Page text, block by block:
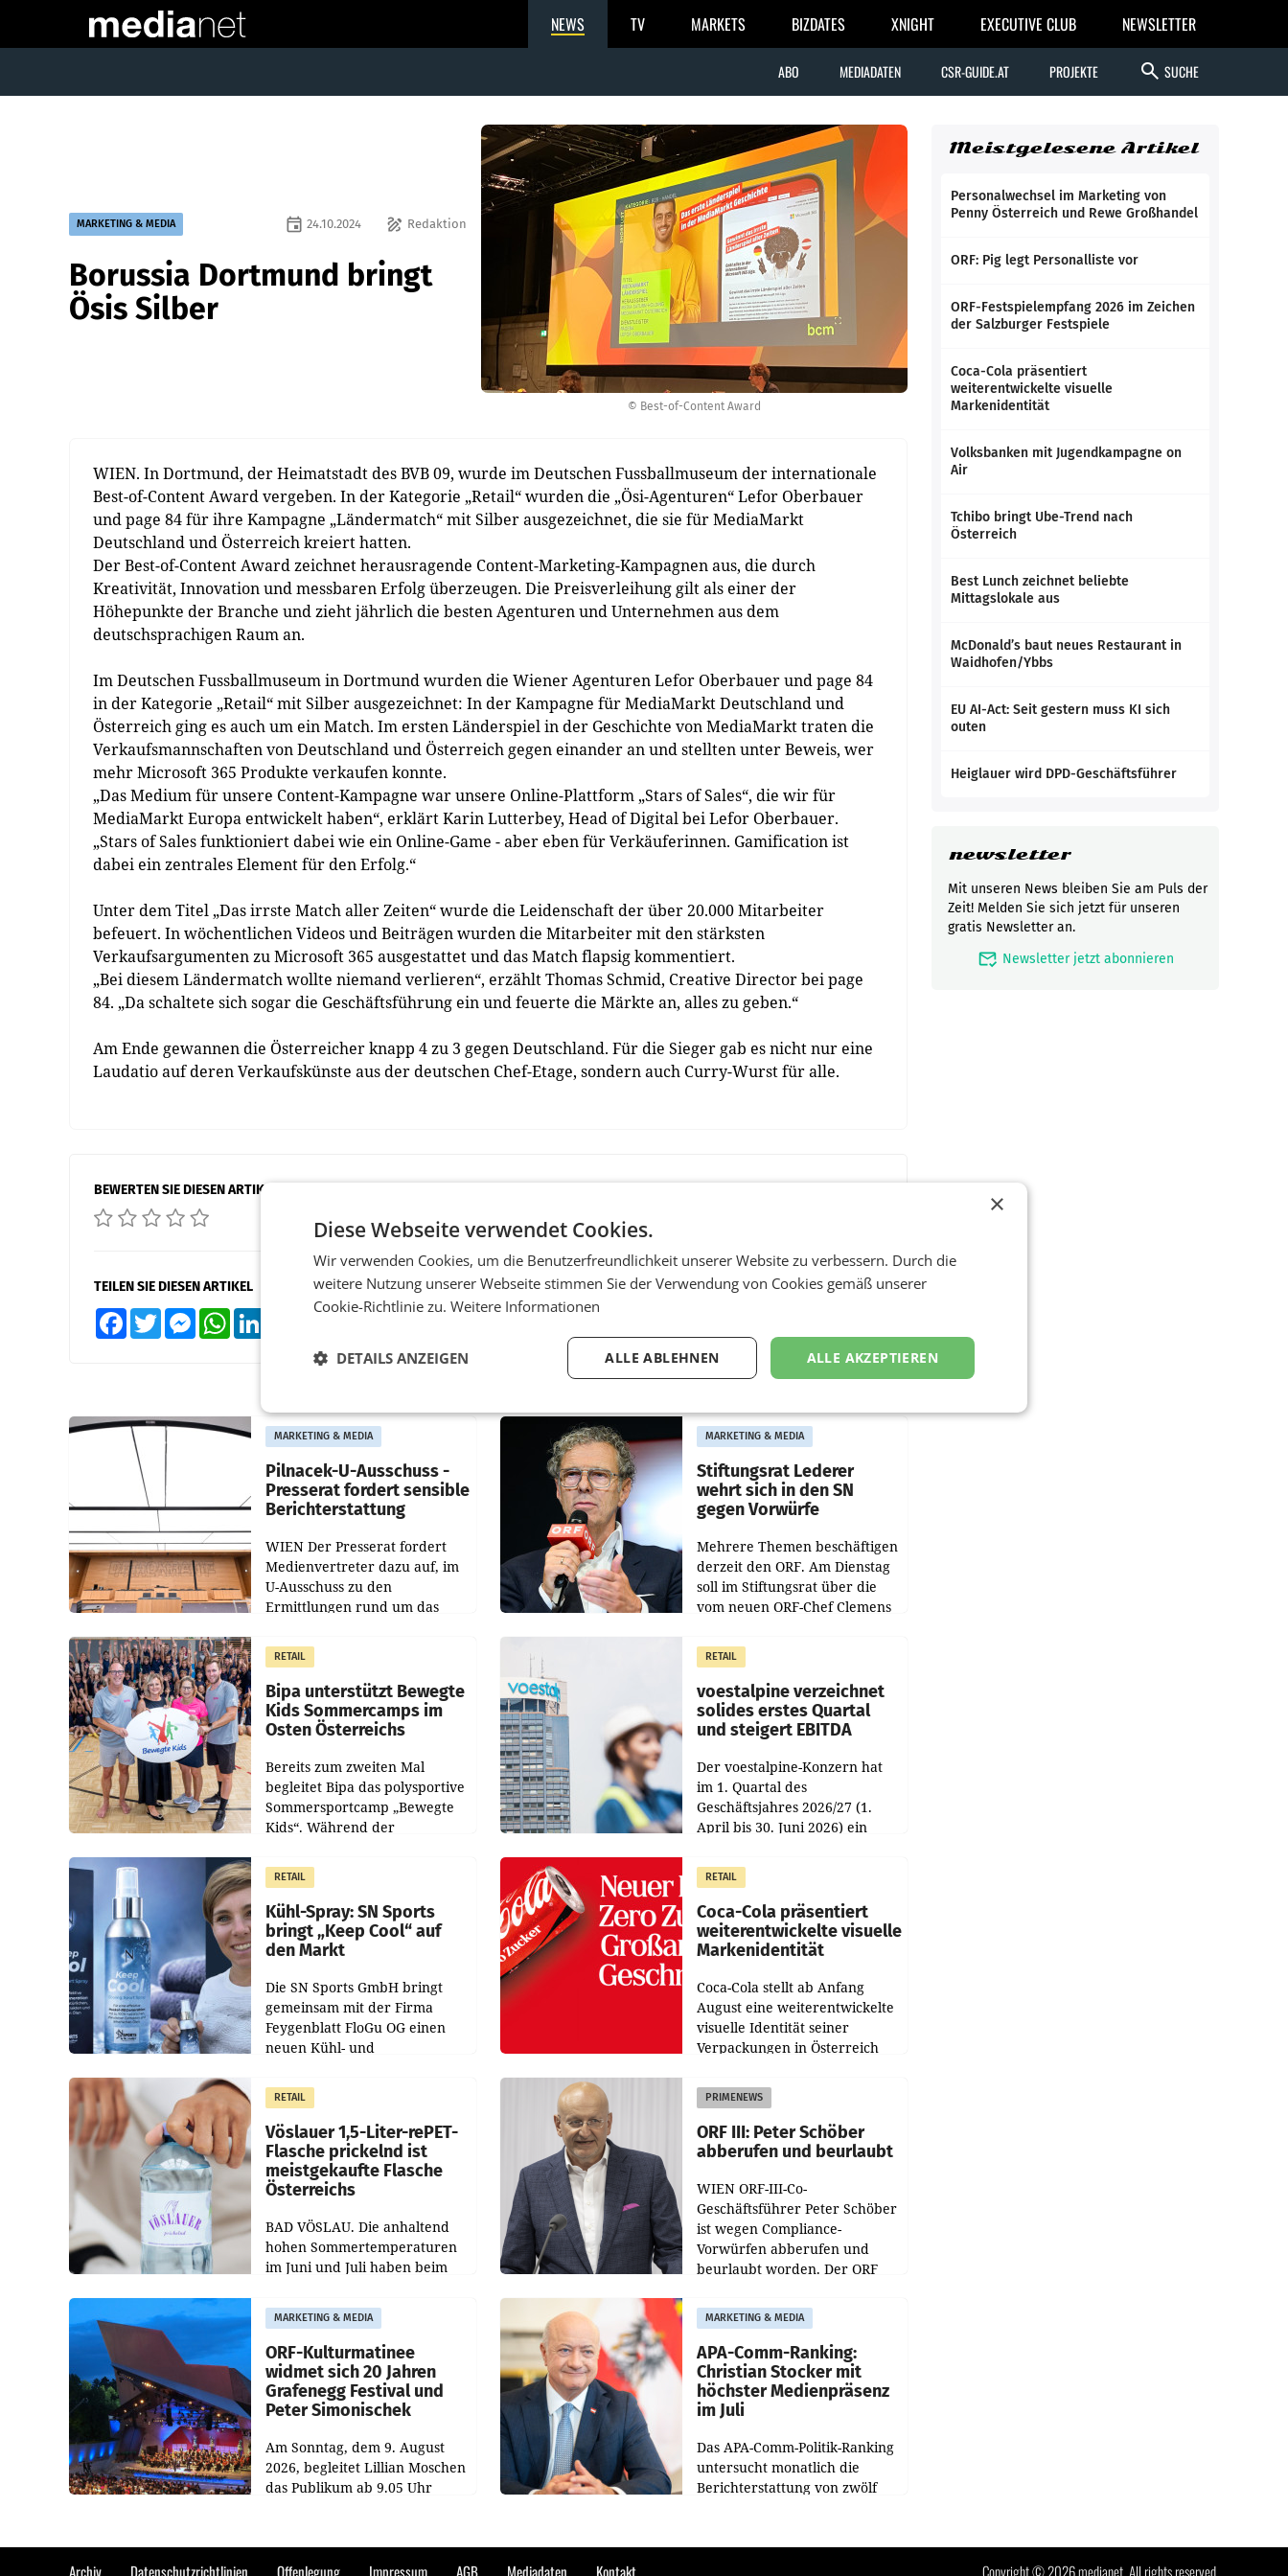
NEWS TV MARKETS BIZDATES XNIGHT EXECUTIVE CLUB NEWSLETTER
ABO MEDIADATEN CSR-GUIDE.AT PROJEKTE search SUCHE
© Best-of-Content Award
MARKETING & MEDIA draw Redaktion
event 24.10.2024
Borussia Dortmund bringt
Ösis Silber
WIEN. In Dortmund, der Heimatstadt des BVB 09, wurde im Deutschen Fussballmuseum der internationale
Best-of-Content Award vergeben. In der Kategorie „Retail“ wurden die „Ösi-Agenturen“ Lefor Oberbauer
und page 84 für ihre Kampagne „Ländermatch“ mit Silber ausgezeichnet, die sie für MediaMarkt
Deutschland und Österreich kreiert hatten.
Der Best-of-Content Award zeichnet herausragende Content-Marketing-Kampagnen aus, die durch
Kreativität, Innovation und messbaren Erfolg überzeugen. Die Preisverleihung gilt als einer der
Höhepunkte der Branche und zieht jährlich die besten Agenturen und Unternehmen aus dem
deutschsprachigen Raum an.
Im Deutschen Fussballmuseum in Dortmund wurden die Wiener Agenturen Lefor Oberbauer und page 84
in der Kategorie „Retail“ mit Silber ausgezeichnet: In der Kampagne für MediaMarkt Deutschland und
Österreich ging es auch um ein Match. Im ersten Länderspiel in der Geschichte von MediaMarkt traten die
Verkaufsmannschaften von Deutschland und Österreich gegen einander an und stellten unter Beweis, wer
mehr Microsoft 365 Produkte verkaufen konnte.
„Das Medium für unsere Content-Kampagne war unsere Online-Plattform „Stars of Sales“, die wir für
MediaMarkt Europa entwickelt haben“, erklärt Karin Lutterbey, Head of Digital bei Lefor Oberbauer.
„Stars of Sales funktioniert dabei wie ein Online-Game - aber eben für Verkäuferinnen. Gamification ist
dabei ein zentrales Element für den Erfolg.“
Unter dem Titel „Das irrste Match aller Zeiten“ wurde die Leidenschaft der über 20.000 Mitarbeiter
befeuert. In wöchentlichen Videos und Beiträgen wurden die Mitarbeiter mit den stärksten
Verkaufsargumenten zu Microsoft 365 ausgestattet und das Match flapsig kommentiert.
„Bei diesem Ländermatch wollte niemand verlieren“, erzählt Thomas Schmid, Creative Director bei page
84. „Da schaltete sich sogar die Geschäftsführung ein und feuerte die Märkte an, alles zu geben.“
Am Ende gewannen die Österreicher knapp 4 zu 3 gegen Deutschland. Für die Sieger gab es nicht nur eine
Laudatio auf deren Verkaufskünste aus der deutschen Chef-Etage, sondern auch Curry-Wurst für alle.
BEWERTEN SIE DIESEN ARTIKEL
TEILEN SIE DIESEN ARTIKEL
FacebookTwitter MessengerWhatsApp XING Teilen
MARKETING & MEDIA
Pilnacek-U-Ausschuss -
Presserat fordert sensible
Berichterstattung
WIEN Der Presserat fordert
Medienvertreter dazu auf, im
U-Ausschuss zu den
Ermittlungen rund um das
im Justizministerium, Christian
Pilnacek, auf sensible
MARKETING & MEDIA
Stiftungsrat Lederer
wehrt sich in den SN
gegen Vorwürfe
Mehrere Themen beschäftigen
derzeit den ORF. Am Dienstag
soll im Stiftungsrat über die
vom neuen ORF-Chef Clemens
Besetzungen für die
Direktionen abgestimmt
werden.
RETAIL
Bipa unterstützt Bewegte
Kids Sommercamps im
Osten Österreichs
Bereits zum zweiten Mal
begleitet Bipa das polysportive
Sommersportcamp „Bewegte
Kids“. Während der
Juli und August versorgt das
Unternehmen Kinder sowie
RETAIL
voestalpine verzeichnet
solides erstes Quartal
und steigert EBITDA
Der voestalpine-Konzern hat
im 1. Quartal des
Geschäftsjahres 2026/27 (1.
April bis 30. Juni 2026) ein
Der Umsatz stieg im Vergleich
zur Vorjahresperiode
RETAIL
Kühl-Spray: SN Sports
bringt „Keep Cool“ auf
den Markt
Die SN Sports GmbH bringt
gemeinsam mit der Firma
Feygenblatt FloGu OG einen
neuen Kühl- und
Markt. Das Produkt namens
„Keep Cool“ ist zu 100 Prozent
RETAIL
Coca-Cola präsentiert
weiterentwickelte visuelle
Markenidentität
Coca-Cola stellt ab Anfang
August eine weiterentwickelte
visuelle Identität seiner
Verpackungen in Österreich
Redesigns stehen zentrale
Gestaltungselemente
RETAIL
Vöslauer 1,5-Liter-rePET-
Flasche prickelnd ist
meistgekaufte Flasche
Österreichs
BAD VÖSLAU. Die anhaltend
hohen Sommertemperaturen
im Juni und Juli haben beim
Getränkehersteller Vöslauer zu
deutlichen Absatzzuwächsen
geführt. Während
PRIMENEWS
ORF III: Peter Schöber
abberufen und beurlaubt
WIEN ORF-III-Co-
Geschäftsführer Peter Schöber
ist wegen Compliance-
Vorwürfen abberufen und
beurlaubt worden. Der ORF
entsprechende
Medienberichte.
MARKETING & MEDIA
ORF-Kulturmatinee
widmet sich 20 Jahren
Grafenegg Festival und
Peter Simonischek
Am Sonntag, dem 9. August
2026, begleitet Lillian Moschen
das Publikum ab 9.05 Uhr
startet mit der Dokumentation
„20 Jahre Grafenegg
MARKETING & MEDIA
APA-Comm-Ranking:
Christian Stocker mit
höchster Medienpräsenz
im Juli
Das APA-Comm-Politik-Ranking
untersucht monatlich die
Berichterstattung von zwölf
welche Politikerinnen und
Meistgelesene Artikel
Personalwechsel im Marketing von
Penny Österreich und Rewe Großhandel
ORF: Pig legt Personalliste vor
ORF-Festspielempfang 2026 im Zeichen
der Salzburger Festspiele
Coca-Cola präsentiert
weiterentwickelte visuelle
Markenidentität
Volksbanken mit Jugendkampagne on
Air
Tchibo bringt Ube-Trend nach
Österreich
Best Lunch zeichnet beliebte
Mittagslokale aus
McDonald’s baut neues Restaurant in
Waidhofen/Ybbs
EU AI-Act: Seit gestern muss KI sich
outen
Heiglauer wird DPD-Geschäftsführer
newsletter
Mit unseren News bleiben Sie am Puls der
Zeit! Melden Sie sich jetzt für unseren
gratis Newsletter an.
mark_email_read Newsletter jetzt abonnieren
Archiv Datenschutzrichtlinien Offenlegung Impressum AGB Mediadaten Kontakt Copyright © 2026 medianet. All rights reserved.
×
Diese Webseite verwendet Cookies.
Wir verwenden Cookies, um die Benutzerfreundlichkeit unserer Website zu verbessern. Durch die
weitere Nutzung unserer Webseite stimmen Sie der Verwendung von Cookies gemäß unserer
Cookie-Richtlinie zu. Weitere Informationen
ALLE AKZEPTIEREN
ALLE ABLEHNEN
DETAILS ANZEIGEN